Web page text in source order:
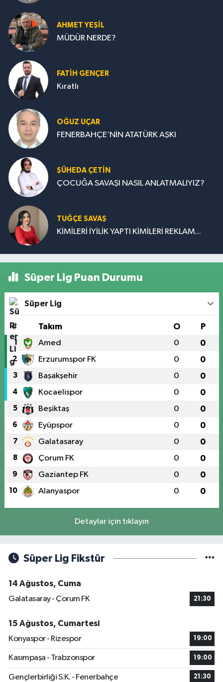
AHMET YEŞİL
MÜDÜR NERDE?
FATIH GENÇER
Kıratlı
OĞUZ UÇAR
FENERBAHÇE’NİN ATATÜRK AŞKI
ŞÜHEDA ÇETİN
ÇOCUĞA SAVAŞI NASIL ANLATMALIYIZ?
TUĞÇE SAVAŞ
KİMİLERİ İYİLİK YAPTI KİMİLERİ REKLAM...
Süper Lig Puan Durumu
Süper Lig
# Takım O P
1 Amed 0 0
2 Erzurumspor FK 0 0
3 Başakşehir 0 0
4 Kocaelispor 0 0
5 Beşiktaş 0 0
6 Eyüpspor 0 0
7 Galatasaray 0 0
8 Çorum FK 0 0
9 Gaziantep FK 0 0
10 Alanyaspor 0 0
Detaylar için tıklayın
Süper Lig Fikstür
14 Ağustos, Cuma
Galatasaray - Çorum FK
21:30
15 Ağustos, Cumartesi
Konyaspor - Rizespor
19:00
Kasımpaşa - Trabzonspor 19:00
Gençlerbirliği S.K. - Fenerbahçe 21:30